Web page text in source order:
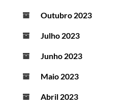
Outubro 2023
Julho 2023
Junho 2023
Maio 2023
Abril 2023